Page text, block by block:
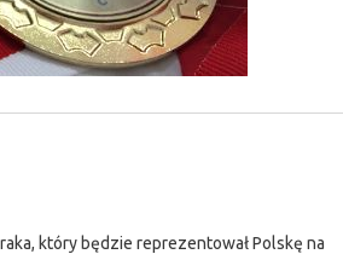
który będzie reprezentował Polskę na